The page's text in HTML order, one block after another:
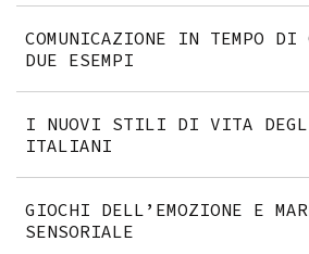
COMUNICAZIONE IN TEMPO
DUE ESEMPI
I NUOVI STILI DI VITA
ITALIANI
GIOCHI DELL’EMOZIONE E
SENSORIALE